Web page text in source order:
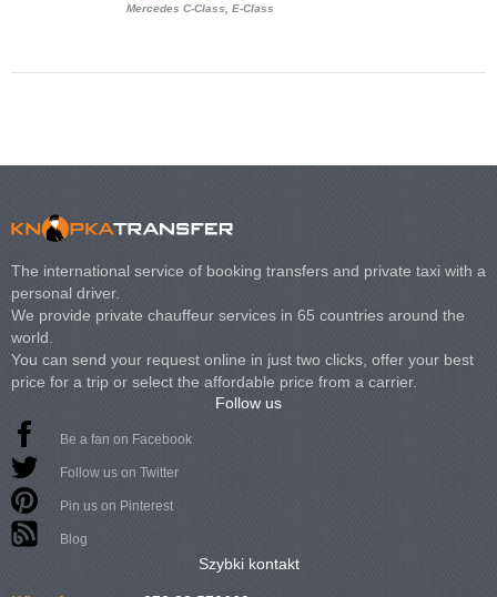
Mercedes C-Class, E-Class
The international service of booking transfers and private taxi with a
personal driver.
We provide private chauffeur services in 65 countries around the
world.
You can send your request online in just two clicks, offer your best
price for a trip or select the affordable price from a carrier.
Follow us
Be a fan on Facebook
Follow us on Twitter
Pin us on Pinterest
Blog
Szybki kontakt